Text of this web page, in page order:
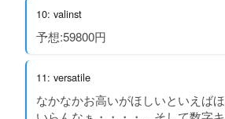
10: valinst
予想:59800円
11: versatile
なかなかお高いがほしいといえば